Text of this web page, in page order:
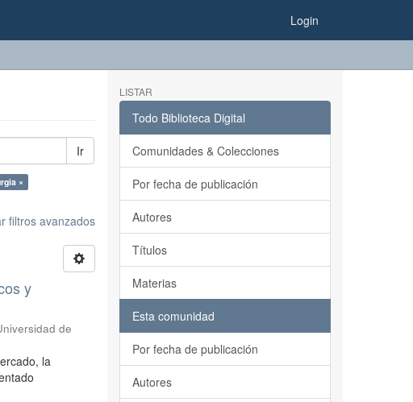
Login
Ir
×
filtros avanzados
y
de
la
LISTAR
Todo Biblioteca Digital
Comunidades & Colecciones
Por fecha de publicación
Autores
Títulos
Materias
Esta comunidad
Por fecha de publicación
Autores